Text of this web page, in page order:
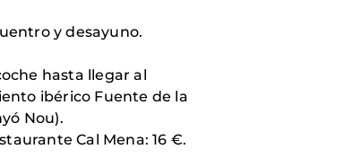
y desayuno.
hasta llegar al
ibérico Fuente de la
Nou).
Cal Mena: 16 €.